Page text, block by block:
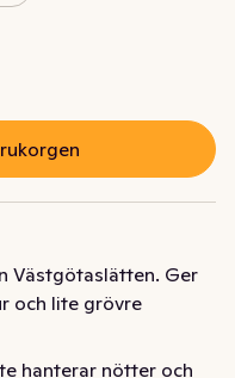
Västgötaslätten. Ger
och lite grövre
hanterar nötter och